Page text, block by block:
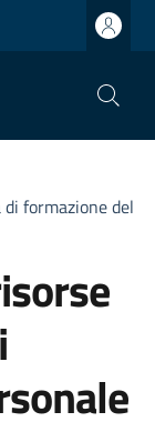
formazione del